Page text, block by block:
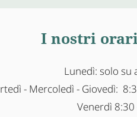
I nostri
Lunedì: solo su
- Mercoledì - Giovedì:
Venerdì